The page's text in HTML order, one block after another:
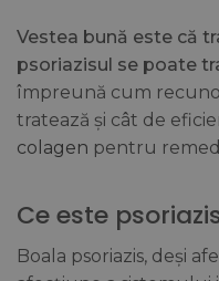
Vestea bună este că
psoriazisul se poate
împreună cum
tratează și cât de
colagen pentru
Ce este
Boala psoriazis, deși